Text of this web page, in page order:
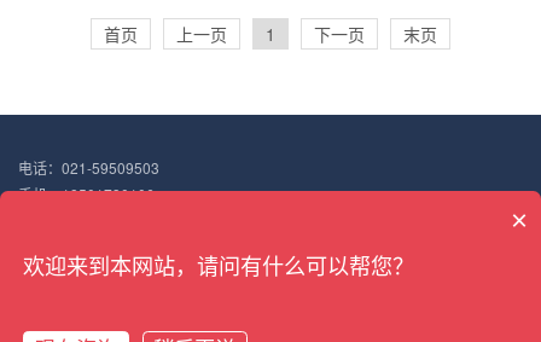
首页 上一页 1 下一页 末页
电话：021-59509503
手机：18501730106
Copyright © 2022 搏佰机械（上海）有限公司
×
欢迎来到本网站，请问有什么可以帮您？